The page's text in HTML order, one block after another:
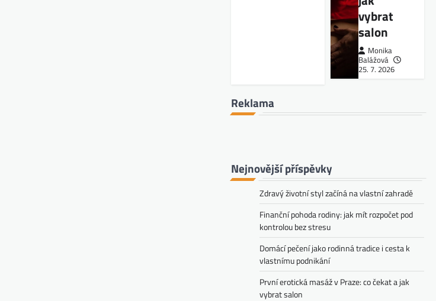
vybrat
salon
Monika
Balážová
25. 7. 2026
Reklama
Nejnovější příspěvky
Zdravý životní styl začíná na vlastní zahradě
Finanční pohoda rodiny: jak mít rozpočet pod
kontrolou bez stresu
Domácí pečení jako rodinná tradice i cesta k
vlastnímu podnikání
První erotická masáž v Praze: co čekat a jak
vybrat salon